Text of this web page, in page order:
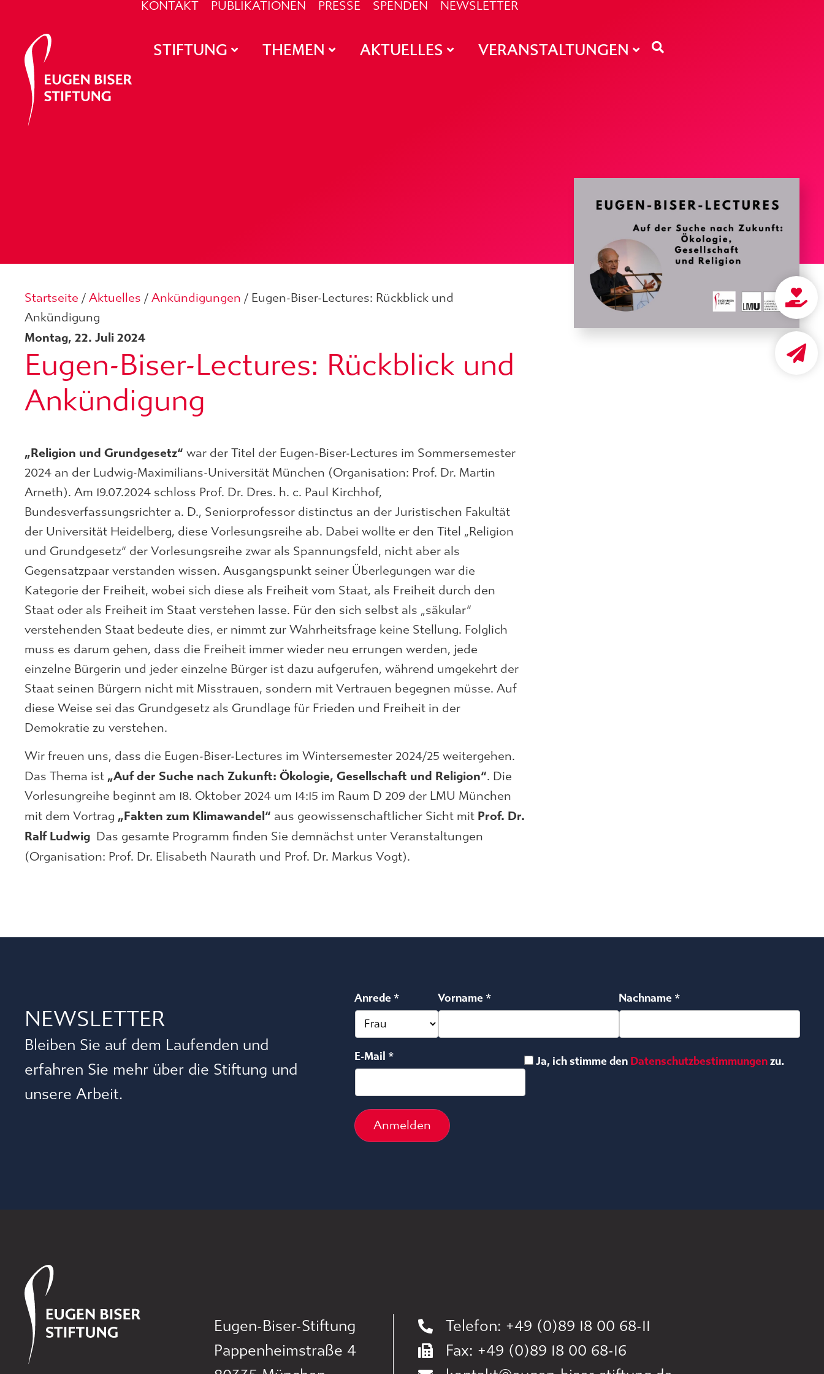
KONTAKT PUBLIKATIONEN PRESSE SPENDEN NEWSLETTER
STIFTUNG THEMEN AKTUELLES VERANSTALTUNGEN
Startseite / Aktuelles / Ankündigungen / Eugen-Biser-Lectures: Rückblick und
Ankündigung
Montag, 22. Juli 2024
Eugen-Biser-Lectures: Rückblick und
Ankündigung
„Religion und Grundgesetz“ war der Titel der Eugen-Biser-Lectures im Sommersemester
2024 an der Ludwig-Maximilians-Universität München (Organisation: Prof. Dr. Martin
Arneth). Am 19.07.2024 schloss Prof. Dr. Dres. h. c. Paul Kirchhof,
Bundesverfassungsrichter a. D., Seniorprofessor distinctus an der Juristischen Fakultät
der Universität Heidelberg, diese Vorlesungsreihe ab. Dabei wollte er den Titel „Religion
und Grundgesetz“ der Vorlesungsreihe zwar als Spannungsfeld, nicht aber als
Gegensatzpaar verstanden wissen. Ausgangspunkt seiner Überlegungen war die
Kategorie der Freiheit, wobei sich diese als Freiheit vom Staat, als Freiheit durch den
Staat oder als Freiheit im Staat verstehen lasse. Für den sich selbst als „säkular“
verstehenden Staat bedeute dies, er nimmt zur Wahrheitsfrage keine Stellung. Folglich
muss es darum gehen, dass die Freiheit immer wieder neu errungen werden, jede
einzelne Bürgerin und jeder einzelne Bürger ist dazu aufgerufen, während umgekehrt der
Staat seinen Bürgern nicht mit Misstrauen, sondern mit Vertrauen begegnen müsse. Auf
diese Weise sei das Grundgesetz als Grundlage für Frieden und Freiheit in der
Demokratie zu verstehen.
Wir freuen uns, dass die Eugen-Biser-Lectures im Wintersemester 2024/25 weitergehen.
Das Thema ist „Auf der Suche nach Zukunft: Ökologie, Gesellschaft und Religion“. Die
Vorlesungreihe beginnt am 18. Oktober 2024 um 14:15 im Raum D 209 der LMU München
mit dem Vortrag „Fakten zum Klimawandel“ aus geowissenschaftlicher Sicht mit Prof. Dr.
Ralf Ludwig Das gesamte Programm finden Sie demnächst unter Veranstaltungen
(Organisation: Prof. Dr. Elisabeth Naurath und Prof. Dr. Markus Vogt).
NEWSLETTER
Bleiben Sie auf dem Laufenden und
erfahren Sie mehr über die Stiftung und
unsere Arbeit.
Anrede * Vorname * Nachname *
E-Mail * Ja, ich stimme den Datenschutzbestimmungenzu.
Anmelden
Eugen-Biser-Stiftung
Pappenheimstraße 4
Telefon: +49 (0)89 18 00 68-11
Fax: +49 (0)89 18 00 68-16